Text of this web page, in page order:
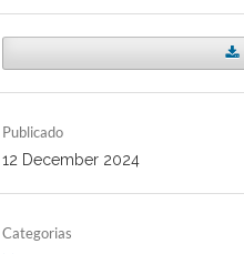
Publicado
12 December 2024
Categorias